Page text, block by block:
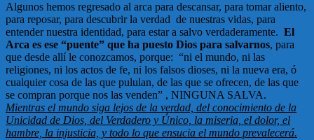
Algunos hemos regresado al arca para descansar, para tomar aliento,
para reposar, para descubrir la verdad de nuestras vidas, para
entender nuestra identidad, para estar a salvo verdaderamente. El
Arca es ese “puente” que ha puesto Dios para salvarnos, para
que desde allí le conozcamos, porque: “ni el mundo, ni las
religiones, ni los actos de fe, ni los falsos dioses, ni la nueva era, ó
cualquier cosa de las que pululan, de las que se ofrecen, de las que
se compran porque nos las venden” , NINGUNA SALVA.
Mientras el mundo siga lejos de la verdad, del conocimiento de la
Unicidad de Dios, del Verdadero y Único, la miseria, el dolor, el
hambre, la injusticia, y todo lo que ensucia el mundo prevalecerá.